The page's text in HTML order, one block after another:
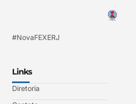
#NovaFEXERJ
Links
Diretoria